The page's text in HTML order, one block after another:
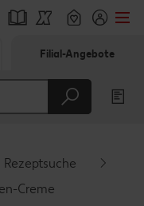
Filial-Angebote
Rezeptsuche
Creme